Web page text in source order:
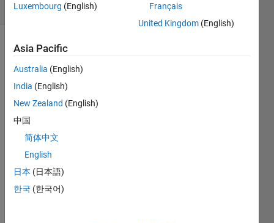
(30 days)
ブロ
ック
プロ
パテ
ィで
Archit
Luxembourg (English)
Français
United Kingdom (English)
Asia Pacific
Australia (English)
India (English)
New Zealand (English)
中国
简体中文
English
日本 (日本語)
한국 (한국어)